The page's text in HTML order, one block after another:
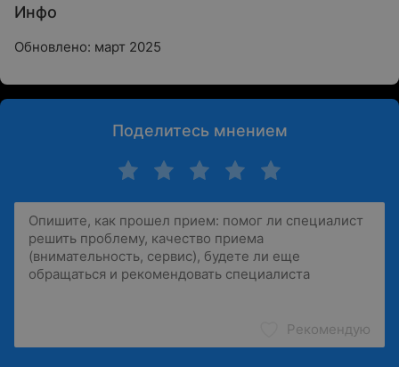
Инфо
Обновлено: март 2025
Поделитесь мнением
Рекомендую